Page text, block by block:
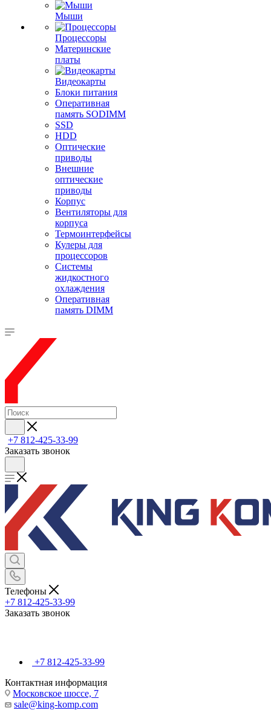
Мыши
Процессоры
Материнские
платы
Видеокарты
Блоки питания
Оперативная
память SODIMM
SSD
HDD
Оптические
приводы
Внешние
оптические
приводы
Корпус
Вентиляторы для
корпуса
Термоинтерфейсы
Кулеры для
процессоров
Системы
жидкостного
охлаждения
Оперативная
память DIMM
+7 812-425-33-99
Заказать звонок
Телефоны
+7 812-425-33-99
Заказать звонок
+7 812-425-33-99
Контактная информация
Московское шоссе, 7
sale@king-komp.com